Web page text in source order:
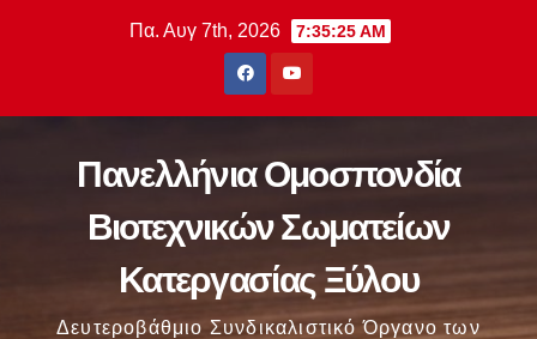
Πα. Αυγ 7th, 2026 7:35:26 AM
Πανελλήνια Ομοσπονδία
Βιοτεχνικών Σωματείων
Κατεργασίας Ξύλου
Δευτεροβάθμιο Συνδικαλιστικό Όργανο των